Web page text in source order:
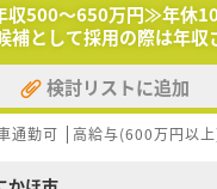
収500～650万円≫年休
として採用の際は年収
検討リストに追加
通勤可 高給与(600万円以